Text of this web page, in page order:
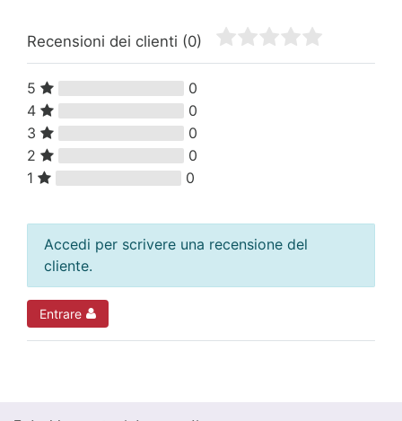
Recensioni dei clienti (0)
5
0
4
0
3
0
2
0
1
0
Accedi per scrivere una recensione del
cliente.
Entrare